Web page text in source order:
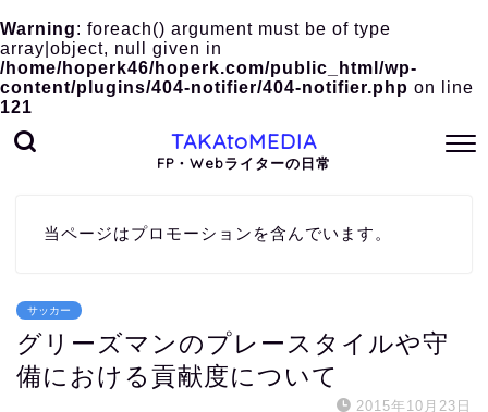
Warning: foreach() argument must be of type
array|object, null given in
/home/hoperk46/hoperk.com/public_html/wp-
content/plugins/404-notifier/404-notifier.php on line
121
TAKAtoMEDIA
FP・Webライターの日常
当ページはプロモーションを含んでいます。
サッカー
グリーズマンのプレースタイルや守
備における貢献度について
2015年10月23日